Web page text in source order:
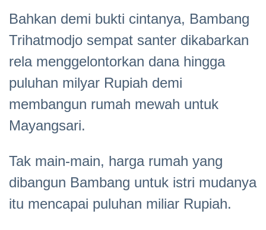
Bahkan demi bukti cintanya, Bambang
Trihatmodjo sempat santer dikabarkan
rela menggelontorkan dana hingga
puluhan milyar Rupiah demi
membangun rumah mewah untuk
Mayangsari.
Tak main-main, harga rumah yang
dibangun Bambang untuk istri mudanya
itu mencapai puluhan miliar Rupiah.